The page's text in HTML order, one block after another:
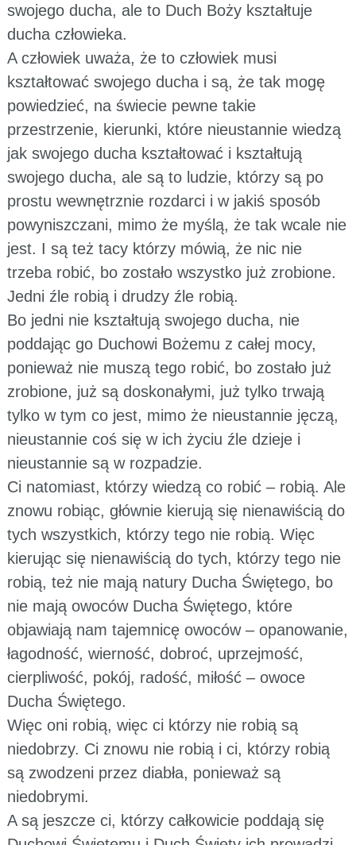
swojego ducha, ale to Duch Boży kształtuje
ducha człowieka.
A człowiek uważa, że to człowiek musi
kształtować swojego ducha i są, że tak mogę
powiedzieć, na świecie pewne takie
przestrzenie, kierunki, które nieustannie wiedzą
jak swojego ducha kształtować i kształtują
swojego ducha, ale są to ludzie, którzy są po
prostu wewnętrznie rozdarci i w jakiś sposób
powyniszczani, mimo że myślą, że tak wcale nie
jest. I są też tacy którzy mówią, że nic nie
trzeba robić, bo zostało wszystko już zrobione.
Jedni źle robią i drudzy źle robią.
Bo jedni nie kształtują swojego ducha, nie
poddając go Duchowi Bożemu z całej mocy,
ponieważ nie muszą tego robić, bo zostało już
zrobione, już są doskonałymi, już tylko trwają
tylko w tym co jest, mimo że nieustannie jęczą,
nieustannie coś się w ich życiu źle dzieje i
nieustannie są w rozpadzie.
Ci natomiast, którzy wiedzą co robić – robią. Ale
znowu robiąc, głównie kierują się nienawiścią do
tych wszystkich, którzy tego nie robią. Więc
kierując się nienawiścią do tych, którzy tego nie
robią, też nie mają natury Ducha Świętego, bo
nie mają owoców Ducha Świętego, które
objawiają nam tajemnicę owoców – opanowanie,
łagodność, wierność, dobroć, uprzejmość,
cierpliwość, pokój, radość, miłość – owoce
Ducha Świętego.
Więc oni robią, więc ci którzy nie robią są
niedobrzy. Ci znowu nie robią i ci, którzy robią
są zwodzeni przez diabła, ponieważ są
niedobrymi.
A są jeszcze ci, którzy całkowicie poddają się